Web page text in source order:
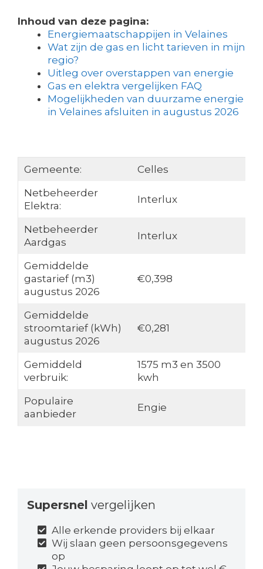
Inhoud van deze pagina:
Energiemaatschappijen in Velaines
Wat zijn de gas en licht tarieven in mijn
regio?
Uitleg over overstappen van energie
Gas en elektra vergelijken FAQ
Mogelijkheden van duurzame energie
in Velaines afsluiten in augustus 2026
Gemeente:
Celles
Netbeheerder
Elektra:
Interlux
Netbeheerder
Aardgas
Interlux
Gemiddelde
gastarief (m3)
augustus 2026
€0,398
Gemiddelde
stroomtarief (kWh)
augustus 2026
€0,281
Gemiddeld
verbruik:
1575 m3 en 3500
kwh
Populaire
aanbieder
Engie
Supersnel vergelijken
Alle erkende providers bij elkaar
Wij slaan geen persoonsgegevens
op